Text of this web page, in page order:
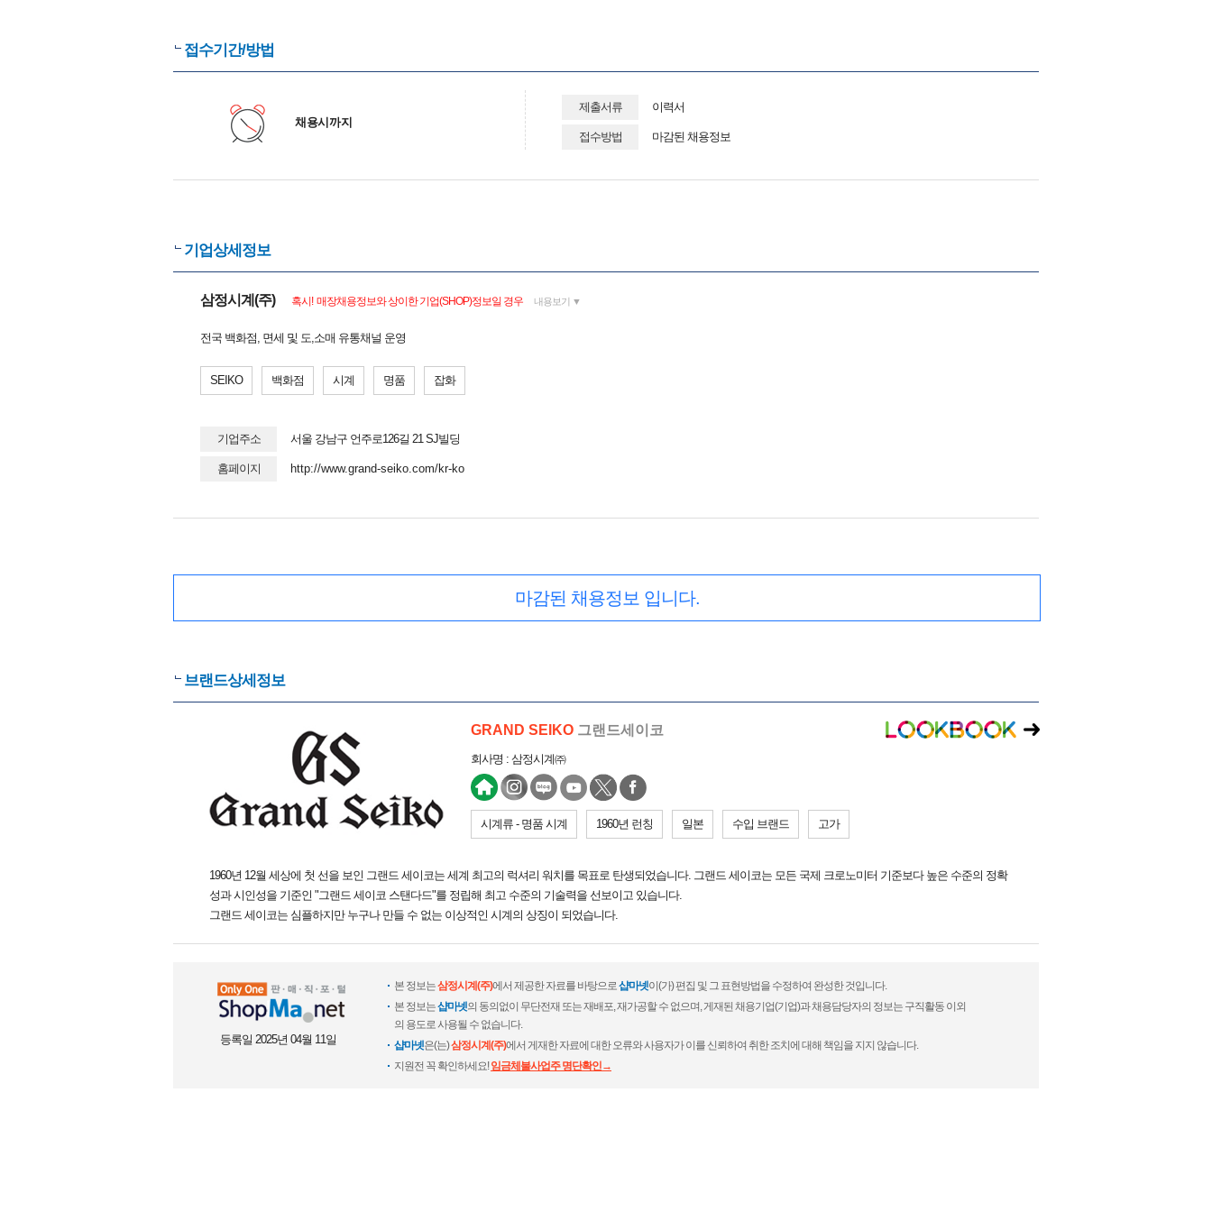
접수기간/방법
채용시까지
제출서류 이력서
접수방법 마감된 채용정보
기업상세정보
삼정시계(주) 혹시! 매장채용정보와 상이한 기업(SHOP)정보일 경우 내용보기 ▼
전국 백화점, 면세 및 도,소매 유통채널 운영
SEIKO 백화점 시계 명품 잡화
기업주소 서울 강남구 언주로126길 21 SJ빌딩
홈페이지 http://www.grand-seiko.com/kr-ko
마감된 채용정보 입니다.
브랜드상세정보
GRAND SEIKO 그랜드세이코
회사명 : 삼정시계㈜
시계류 - 명품 시계 1960년 런칭 일본 수입 브랜드 고가
1960년 12월 세상에 첫 선을 보인 그랜드 세이코는 세계 최고의 럭셔리 워치를 목표로 탄생되었습니다. 그랜드 세이코는 모든 국제 크로노미터 기준보다 높은 수준의 정확
성과 시인성을 기준인 "그랜드 세이코 스탠다드"를 정립해 최고 수준의 기술력을 선보이고 있습니다.
그랜드 세이코는 심플하지만 누구나 만들 수 없는 이상적인 시계의 상징이 되었습니다.
등록일 2025년 04월 11일
본 정보는삼정시계(주)에서 제공한 자료를 바탕으로샵마넷이(가) 편집 및 그 표현방법을 수정하여 완성한 것입니다.
본 정보는샵마넷의 동의없이 무단전재 또는 재배포, 재가공할 수 없으며, 게재된 채용기업(기업)과 채용담당자의 정보는 구직활동 이외
의 용도로 사용될 수 없습니다.
샵마넷은(는)삼정시계(주)에서 게재한 자료에 대한 오류와 사용자가 이를 신뢰하여 취한 조치에 대해 책임을 지지 않습니다.
지원전 꼭 확인하세요!임금체불사업주 명단확인→